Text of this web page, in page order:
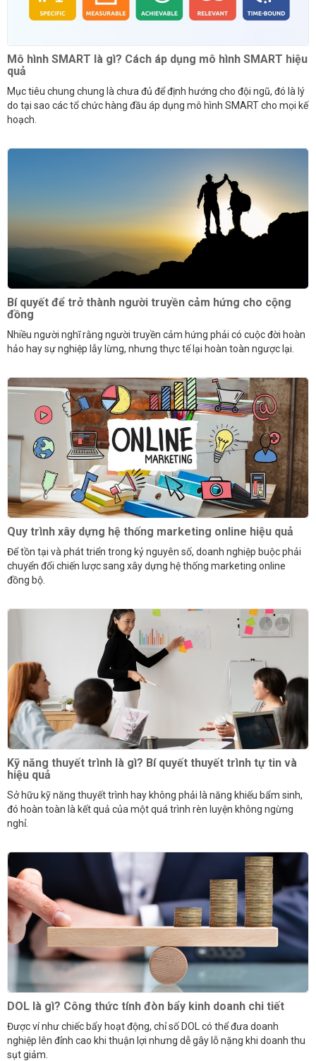
Mô hình SMART là gì? Cách áp dụng mô hình SMART hiệu
quả
Mục tiêu chung chung là chưa đủ để định hướng cho đội ngũ, đó là lý
do tại sao các tổ chức hàng đầu áp dụng mô hình SMART cho mọi kế
hoạch.
Bí quyết để trở thành người truyền cảm hứng cho cộng
đồng
Nhiều người nghĩ rằng người truyền cảm hứng phải có cuộc đời hoàn
hảo hay sự nghiệp lẫy lừng, nhưng thực tế lại hoàn toàn ngược lại.
Quy trình xây dựng hệ thống marketing online hiệu quả
Để tồn tại và phát triển trong kỷ nguyên số, doanh nghiệp buộc phải
chuyển đổi chiến lược sang xây dựng hệ thống marketing online
đồng bộ.
Kỹ năng thuyết trình là gì? Bí quyết thuyết trình tự tin và
hiệu quả
Sở hữu kỹ năng thuyết trình hay không phải là năng khiếu bẩm sinh,
đó hoàn toàn là kết quả của một quá trình rèn luyện không ngừng
nghỉ.
DOL là gì? Công thức tính đòn bẩy kinh doanh chi tiết
Được ví như chiếc bẩy hoạt động, chỉ số DOL có thể đưa doanh
nghiệp lên đỉnh cao khi thuận lợi nhưng dễ gây lỗ nặng khi doanh thu
sụt giảm.